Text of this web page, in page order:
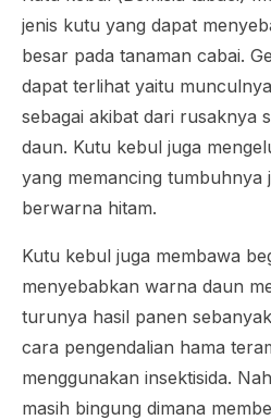
jenis kutu yang dapat
besar pada tanaman cabai.
dapat terlihat yaitu
sebagai akibat dari rusaknya
daun. Kutu kebul juga
yang memancing tumbuhnya
berwarna hitam.
Kutu kebul juga membawa
menyebabkan warna daun
turunya hasil panen
cara pengendalian hama
menggunakan insektisida.
masih bingung dimana